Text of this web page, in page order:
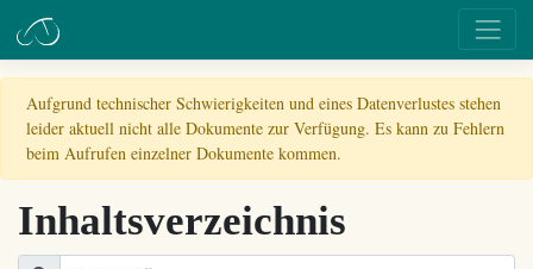
Aufgrund technischer Schwierigkeiten und eines Datenverlustes stehen
leider aktuell nicht alle Dokumente zur Verfügung. Es kann zu Fehlern
beim Aufrufen einzelner Dokumente kommen.
Inhaltsverzeichnis